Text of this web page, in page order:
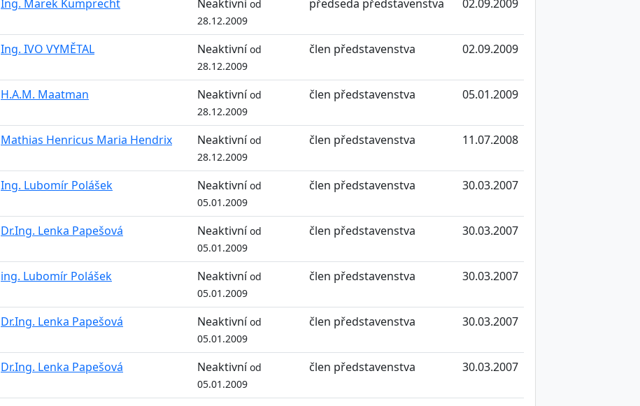
Ing. Marek Kumprecht Neaktivníod
28.12.2009
předseda představenstva 02.09.2009
Ing. IVO VYMĚTAL Neaktivníod
28.12.2009
člen představenstva 02.09.2009
H.A.M. Maatman Neaktivníod
28.12.2009
člen představenstva 05.01.2009
Mathias Henricus Maria Hendrix Neaktivníod
28.12.2009
člen představenstva 11.07.2008
Ing. Lubomír Polášek Neaktivníod
05.01.2009
člen představenstva 30.03.2007
Dr.Ing. Lenka Papešová Neaktivníod
05.01.2009
člen představenstva 30.03.2007
ing. Lubomír Polášek Neaktivníod
05.01.2009
člen představenstva 30.03.2007
Dr.Ing. Lenka Papešová Neaktivníod
05.01.2009
člen představenstva 30.03.2007
Dr.Ing. Lenka Papešová Neaktivníod
05.01.2009
člen představenstva 30.03.2007